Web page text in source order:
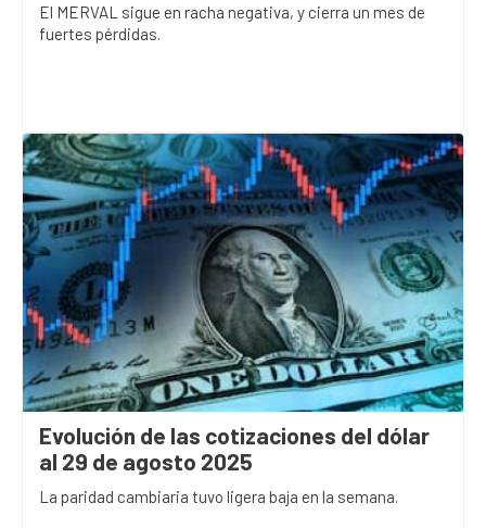
El MERVAL sigue en racha negativa, y cierra un mes de
fuertes pérdidas.
Evolución de las cotizaciones del dólar
al 29 de agosto 2025
La paridad cambiaria tuvo ligera baja en la semana.